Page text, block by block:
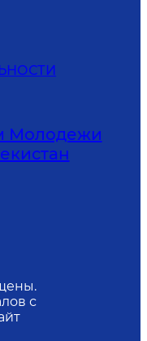
Молодежи
с